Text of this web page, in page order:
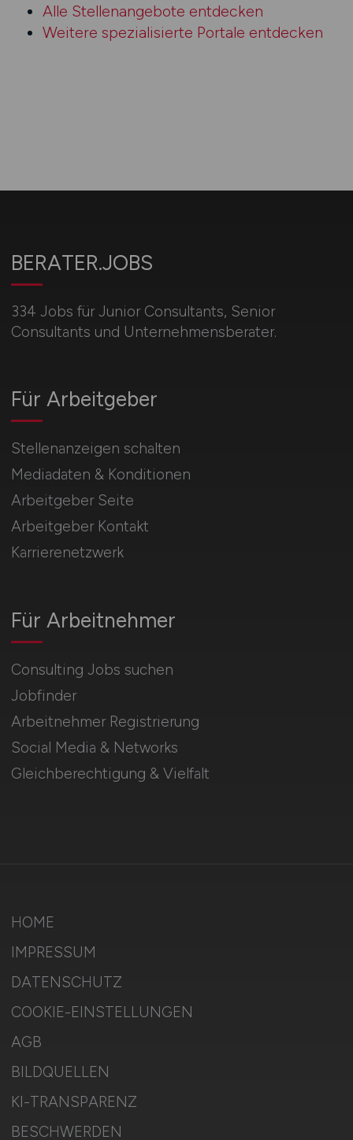
Alle Stellenangebote entdecken
Weitere spezialisierte Portale entdecken
BERATER.JOBS
334 Jobs für Junior Consultants, Senior
Consultants und Unternehmensberater.
Für Arbeitnehmer
Consulting Jobs suchen
Jobfinder
Arbeitnehmer Registrierung
Social Media & Networks
Gleichberechtigung & Vielfalt
Für Arbeitgeber
Stellenanzeigen schalten
Mediadaten & Konditionen
Arbeitgeber Seite
Arbeitgeber Kontakt
Karrierenetzwerk
HOME
IMPRESSUM
DATENSCHUTZ
COOKIE-EINSTELLUNGEN
AGB
BILDQUELLEN
KI-TRANSPARENZ
BESCHWERDEN